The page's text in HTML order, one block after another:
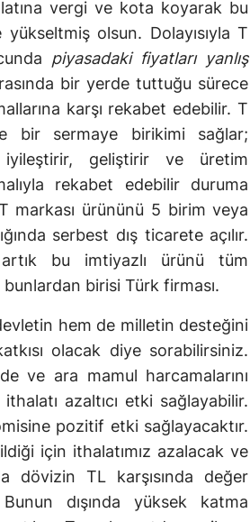
vergi ve kota koyarak bu
yükseltmiş olsun. Dolayısıyla T
piyasadaki fiyatları yanlış
bir yerde tuttuğu sürece
karşı rekabet edebilir. T
bir sermaye birikimi sağlar;
iyileştirir, geliştirir ve üretim
rekabet edebilir duruma
markası ürününü 5 birim veya
serbest dış ticarete açılır.
artık bu imtiyazlı ürünü tüm
birisi Türk firması.
hem de milletin desteğini
olacak diye sorabilirsiniz.
ve ara mamul harcamalarını
azaltıcı etki sağlayabilir.
pozitif etki sağlayacaktır.
için ithalatımız azalacak ve
dövizin TL karşısında değer
dışında yüksek katma